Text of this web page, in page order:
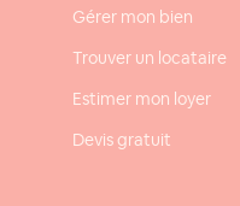
Gérer mon bien
Trouver un locataire
Estimer mon loyer
Devis gratuit